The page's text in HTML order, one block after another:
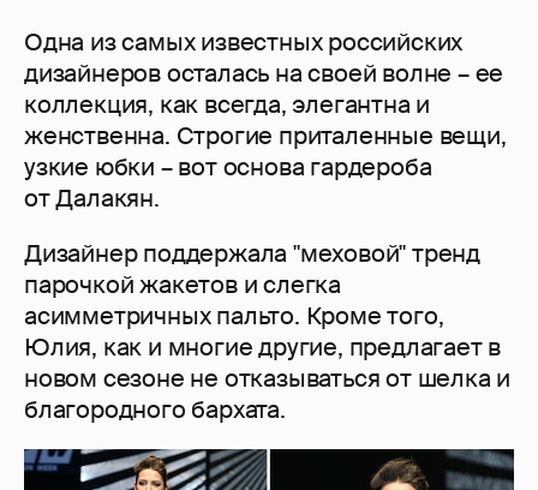
Одна из самых известных российских
дизайнеров осталась на своей волне – ее
коллекция, как всегда, элегантна и
женственна. Строгие приталенные вещи,
узкие юбки – вот основа гардероба
от Далакян.
Дизайнер поддержала "меховой" тренд
парочкой жакетов и слегка
асимметричных пальто. Кроме того,
Юлия, как и многие другие, предлагает в
новом сезоне не отказываться от шелка и
благородного бархата.